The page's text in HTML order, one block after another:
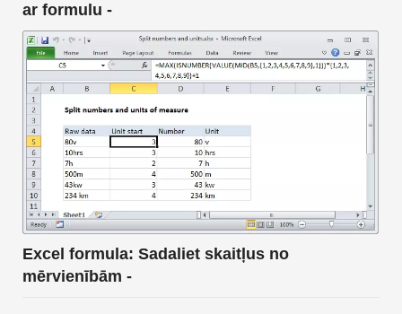
ar formulu -
Excel formula: Sadaliet skaitļus no
mērvienībām -